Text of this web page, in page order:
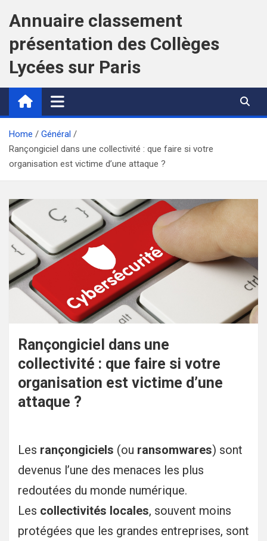
Annuaire classement
présentation des Collèges
Lycées sur Paris
Home
Général
Rançongiciel dans une collectivité : que faire si votre
organisation est victime d’une attaque ?
Rançongiciel dans une
collectivité : que faire si votre
organisation est victime d’une
attaque ?
Les rançongiciels (ou ransomwares) sont
devenus l’une des menaces les plus
redoutées du monde numérique.
Les collectivités locales, souvent moins
protégées que les grandes entreprises, sont